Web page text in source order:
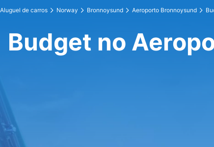
Aluguel de carros Norway Bronnoysund Aeroporto Bronnoysund
Budget no